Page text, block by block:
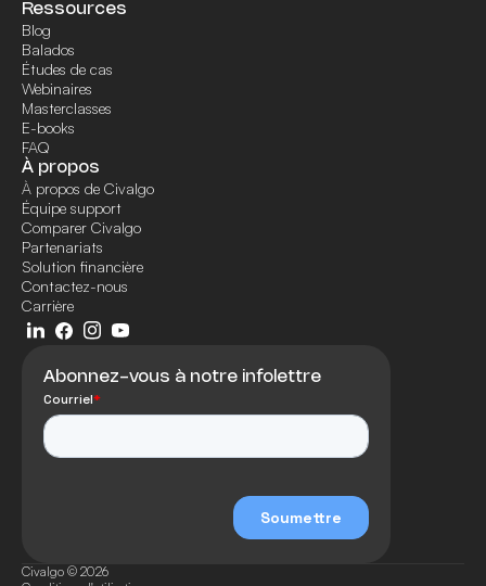
Ressources
Blog
Balados
Études de cas
Webinaires
Masterclasses
E-books
FAQ
À propos
À propos de Civalgo
Équipe support
Comparer Civalgo
Partenariats
Solution financière
Contactez-nous
Carrière
Abonnez-vous à notre infolettre
Civalgo © 2026